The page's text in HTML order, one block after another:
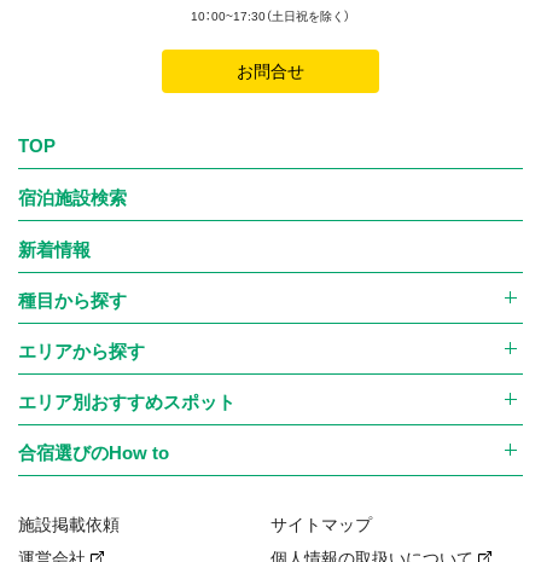
10：00~17:30（土日祝を除く）
お問合せ
TOP
宿泊施設検索
新着情報
種目から探す
エリアから探す
エリア別おすすめスポット
合宿選びのHow to
施設掲載依頼
サイトマップ